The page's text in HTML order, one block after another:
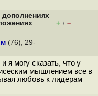
+ / –
(76), 29-
я могу сказать, что у
мышлением все в
любовь к лидерам